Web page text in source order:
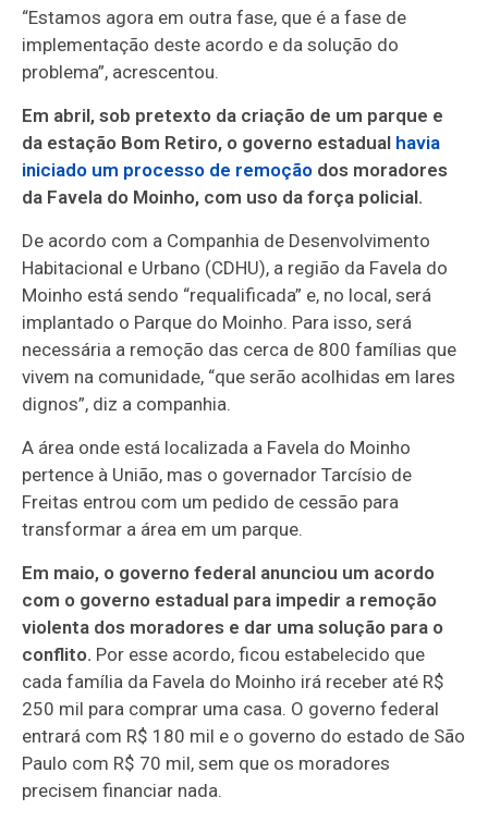
“Estamos agora em outra fase, que é a fase de
implementação deste acordo e da solução do
problema”, acrescentou.
Em abril, sob pretexto da criação de um parque e
da estação Bom Retiro, o governo estadual havia
iniciado um processo de remoção dos moradores
da Favela do Moinho, com uso da força policial.
De acordo com a Companhia de Desenvolvimento
Habitacional e Urbano (CDHU), a região da Favela do
Moinho está sendo “requalificada” e, no local, será
implantado o Parque do Moinho. Para isso, será
necessária a remoção das cerca de 800 famílias que
vivem na comunidade, “que serão acolhidas em lares
dignos”, diz a companhia.
A área onde está localizada a Favela do Moinho
pertence à União, mas o governador Tarcísio de
Freitas entrou com um pedido de cessão para
transformar a área em um parque.
Em maio, o governo federal anunciou um acordo
com o governo estadual para impedir a remoção
violenta dos moradores e dar uma solução para o
conflito. Por esse acordo, ficou estabelecido que
cada família da Favela do Moinho irá receber até R$
250 mil para comprar uma casa. O governo federal
entrará com R$ 180 mil e o governo do estado de São
Paulo com R$ 70 mil, sem que os moradores
precisem financiar nada.